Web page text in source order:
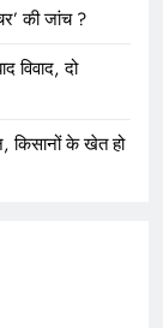
की जांच ?
विवाद, दो
के खेत हो